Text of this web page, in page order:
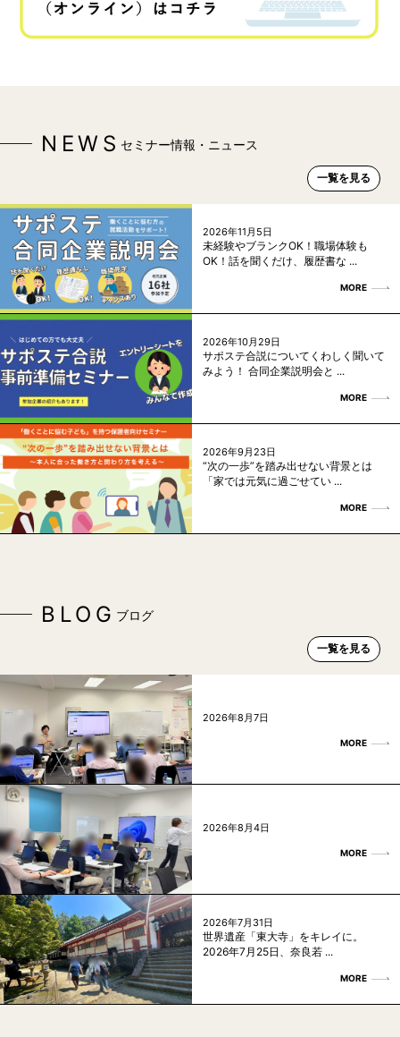
NEWS セミナー情報・ニュース
一覧を見る
2026年11月5日
未経験やブランクOK！職場体験も
OK！話を聞くだけ、履歴書な ...
MORE
2026年10月29日
サポステ合説についてくわしく聞いて
みよう！ 合同企業説明会と ...
MORE
2026年9月23日
“次の一歩”を踏み出せない背景とは
「家では元気に過ごせてい ...
MORE
BLOG ブログ
一覧を見る
2026年8月7日
MORE
2026年8月4日
MORE
2026年7月31日
世界遺産「東大寺」をキレイに。
2026年7月25日、奈良若 ...
MORE